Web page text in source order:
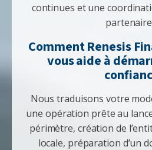
continues et une
Comment Renesis
vous aide à
Nous traduisons votre
une opération prête au
périmètre, création de
locale, préparation d’un